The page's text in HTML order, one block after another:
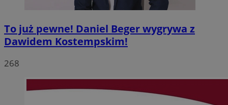
To już pewne! Daniel Beger wygrywa z
Dawidem Kostempskim!
268